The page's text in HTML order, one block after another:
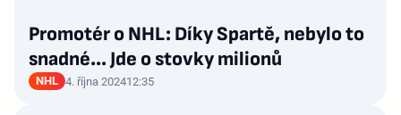
Promotér o NHL: Díky Spartě, nebylo to
snadné… Jde o stovky milionů
NHL 4. října 202412:35